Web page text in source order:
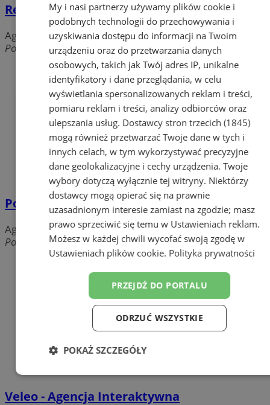
Redakcja portalu Laziska.com.pl
Agencje reklamowe, PR
Pocztowa, 41-710 Ruda Śląska
Portal miejski - dział reklamy
Agencje reklamowe, PR
Pocztowa, 41-710 Ruda Śląska
Veleo - Agencja Interaktywna
My i nasi partnerzy używamy plików cookie i
podobnych technologii do przechowywania i
uzyskiwania dostępu do informacji na Twoim
urządzeniu oraz do przetwarzania danych
osobowych, takich jak Twój adres IP, unikalne
identyfikatory i dane przeglądania, w celu
wyświetlania spersonalizowanych reklam i treści,
pomiaru reklam i treści, analizy odbiorców oraz
ulepszania usług. Dostawcy stron trzecich (1845)
mogą również przetwarzać Twoje dane w tych i
innych celach, w tym wykorzystywać precyzyjne
dane geolokalizacyjne i cechy urządzenia. Twoje
wybory dotyczą wyłącznie tej witryny. Niektórzy
dostawcy mogą opierać się na prawnie
uzasadnionym interesie zamiast na zgodzie; masz
prawo sprzeciwić się temu w Ustawieniach reklam.
Możesz w każdej chwili wycofać swoją zgodę w
Ustawieniach plików cookie. Polityka prywatności
PRZEJDŹ DO PORTALU
ODRZUĆ WSZYSTKIE
POKAŻ SZCZEGÓŁY
Niezbędne Wydajność Targetowanie